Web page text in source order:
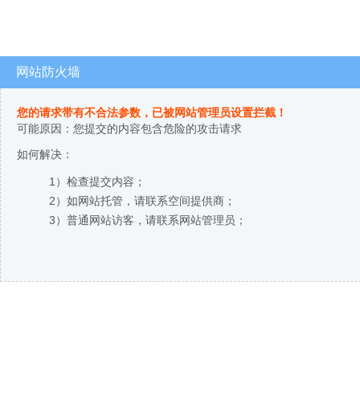
网站防火墙
您的请求带有不合法参数，已被网站管理员设置拦截！
可能原因：您提交的内容包含危险的攻击请求
如何解决：
1）检查提交内容；
2）如网站托管，请联系空间提供商；
3）普通网站访客，请联系网站管理员；